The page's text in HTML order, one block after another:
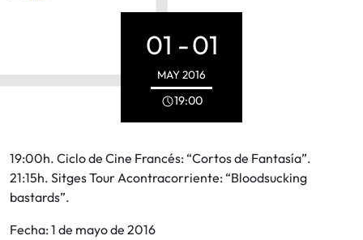
01 -01
MAY2016
19:00
19:00h. Ciclo de Cine Francés: “Cortos de Fantasía”.
21:15h. Sitges Tour Acontracorriente: “Bloodsucking
bastards”.
Fecha: 1 de mayo de 2016